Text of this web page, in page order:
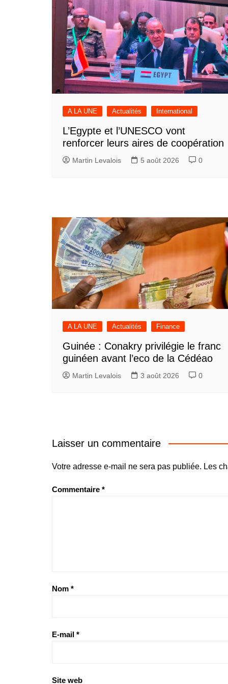
A LA UNE Actualités International
L’Egypte et l’UNESCO vont
renforcer leurs aires de coopération
Martin Levalois 5 août 2026 0
A LA UNE Actualités Finance
Guinée : Conakry privilégie le franc
guinéen avant l’eco de la Cédéao
Martin Levalois 3 août 2026 0
Laisser un commentaire
Votre adresse e-mail ne sera pas publiée. Les
Commentaire *
Nom *
E-mail *
Site web